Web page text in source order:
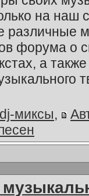
на наш
различные
форума о
а
dj-миксы,